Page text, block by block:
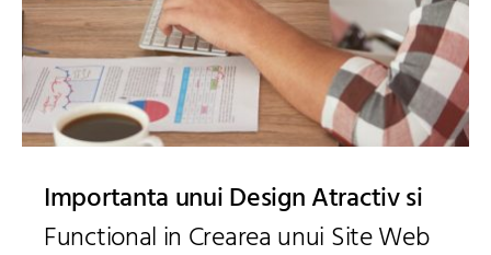
Importanta unui Design Atractiv si
Functional in Crearea unui Site Web